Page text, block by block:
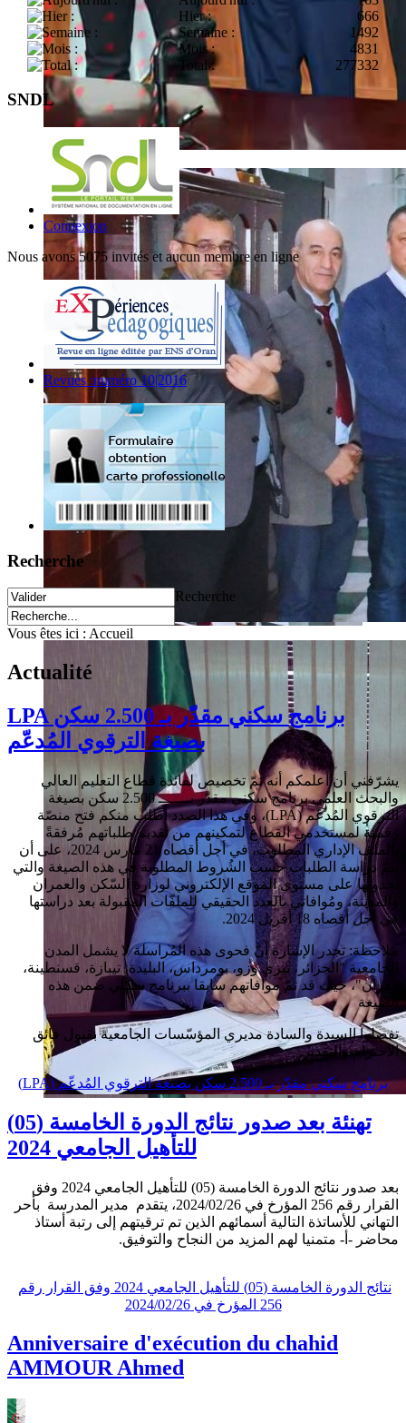
Hier :
666
Semaine :
1492
Mois :
4831
Total :
277332
SNDL
Connexion
Nous avons 5075 invités et aucun membre en ligne
Revues :numéro 10|2016
Recherche
Recherche
Vous êtes ici : Accueil
Actualité
LPA برنامج سكني مقدّر بـ 2.500 سكن
بصيغة الترقوي المُدعّم
يشرّفني أن أعلمكم أنه تمّ تخصيص لفائدة قطاع التعليم العالي
والبحث العلمي برنامج سكني مقدّر بـــــــ2.500 سكن بصيغة
الترقوي المُدعّم (LPA)، وفي هذا الصدد أطلب منكم فتح منصّة
رقمية لمستخدمي القطاع لتمكينهم من تقديم طلباتهم مُرفقةً
بالملف الإداري المطلوب، في أجل أقصاه 21 مارس 2024، على أن
يتمّ دراسة الطلبات حسب الشُروط المطلوبة في هذه الصيغة والتي
تجدونها على مستوى الموقع الإلكتروني لوزارة السّكن والعمران
والمدينة، ومُوافاتي بالعدد الحقيقي للملفّات المقبولة بعد دراستها
في أجل أقصاه 18
أفريل 2024 .
ملاحظة: تجدر الإشارة أنّ فحوى هذه المُراسلة لا يشمل المدن
الجامعية "الجزائر، تيزي وزو، بومرداس، البليدة، تيبازة، قسنطينة،
وهران"، حيث قد تمّ موافاتهم سابقا ببرنامج سكني ضمن هذه
الصيغة
تفضلوا السيدة والسادة مديري المؤسّسات الجامعية بقبول فائق
الاحترام والتقدير.
برنامج سكني مقدّر بـ 2.500 سكن بصيغة الترقوي المُدعّم (LPA)
تهنئة بعد صدور نتائج الدورة الخامسة (05)
للتأهيل الجامعي 2024
بعد صدور نتائج الدورة الخامسة (05) للتأهيل الجامعي 2024 وفق
القرار رقم 256 المؤرخ في 2024/02/26، يتقدم مدير المدرسة بأحر
التهاني للأساتذة التالية أسمائهم الذين تم ترقيتهم إلى رتبة أستاذ
محاضر -أ- متمنيا لهم المزيد من النجاح والتوفيق.
نتائج الدورة الخامسة (05) للتأهيل الجامعي 2024 وفق القرار رقم
256 المؤرخ في 2024/02/26
Anniversaire d'exécution du chahid
AMMOUR Ahmed